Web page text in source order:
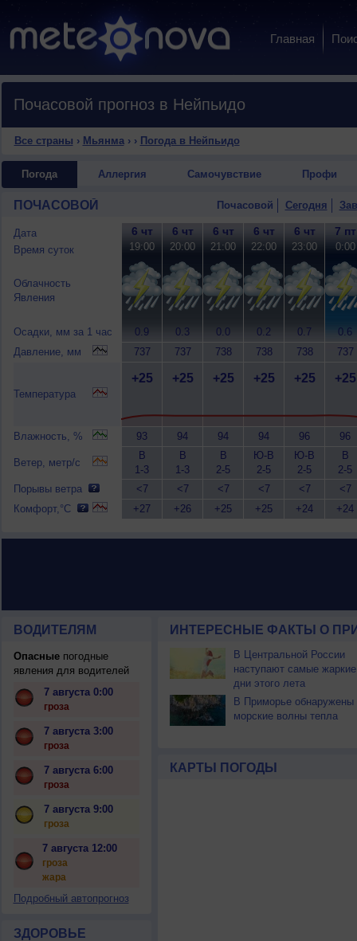
Главная
Почасовой прогноз в Нейпьидо
Все страны › Мьянма› › Погода в Нейпьидо
Погода Аллергия Самочувствие Профи
ПОЧАСОВОЙ Почасовой Сегодня
Дата
Время суток
Облачность
Явления
Осадки, мм за 1 час
Давление, мм
Температура
Влажность, %
Ветер, метр/с
Порывы ветра
Комфорт,°C
6 чт
19:00
0.9
737
+25
93
В
1-3
<7
+27
6 чт
20:00
0.3
737
+25
94
В
1-3
<7
+26
6 чт
21:00
0.0
738
+25
94
В
2-5
<7
+25
6 чт
22:00
0.2
738
+25
94
Ю-В
2-5
<7
+25
6 чт
23:00
0.7
738
+25
96
Ю-В
2-5
<7
+24
7 пт
0:00
0.6
737
+25
96
В
2-5
<7
+24
ВОДИТЕЛЯМ
Опасныепогодные
явления для водителей
7 августа 0:00
гроза
7 августа 3:00
гроза
7 августа 6:00
гроза
7 августа 9:00
гроза
7 августа 12:00
гроза
жара
Подробный автопрогноз
ЗДОРОВЬЕ
ИНТЕРЕСНЫЕ ФАКТЫ О
В Центральной России
наступают самые жаркие
дни этого лета
В Приморье обнаружены
морские волны тепла
КАРТЫ ПОГОДЫ